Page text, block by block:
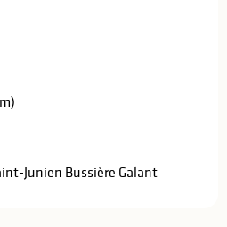
Junien Bussière Galant